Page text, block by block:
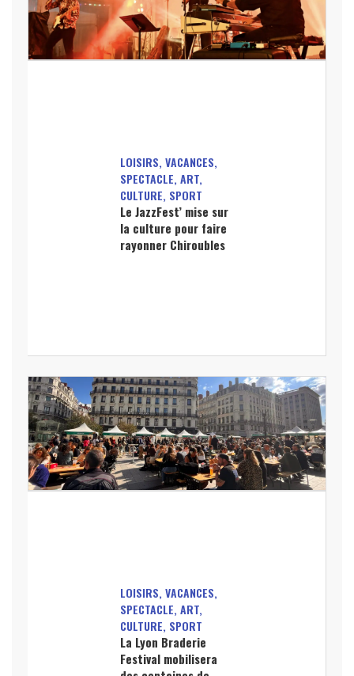
LOISIRS, VACANCES,
SPECTACLE, ART,
CULTURE, SPORT
Le JazzFest’ mise sur
la culture pour faire
rayonner Chiroubles
LOISIRS, VACANCES,
SPECTACLE, ART,
CULTURE, SPORT
La Lyon Braderie
Festival mobilisera